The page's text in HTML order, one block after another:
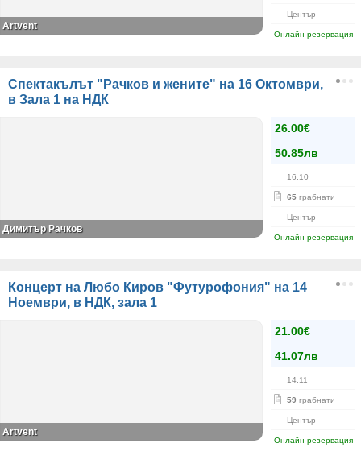
Център
Онлайн резервация
Artvent
Спектакълът "Рачков и жените" на 16 Октомври,
в Зала 1 на НДК
26.00€
50.85лв
16.10
65 грабнати
Център
Онлайн резервация
Димитър Рачков
Концерт на Любо Киров "Футурофония" на 14
Ноември, в НДК, зала 1
21.00€
41.07лв
14.11
59 грабнати
Център
Онлайн резервация
Artvent